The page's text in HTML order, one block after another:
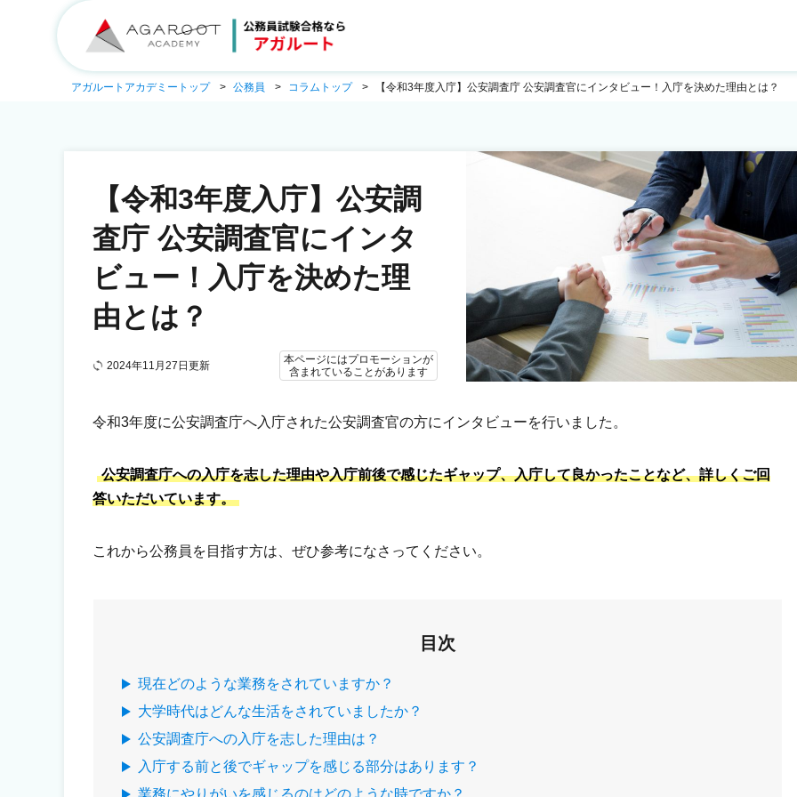
アガルートアカデミートップ 公務員 コラムトップ 【令和3年度入庁】公安調査庁 公安調査官にインタビュー！入庁を決めた理由とは？
【令和3年度入庁】公安調
査庁 公安調査官にインタ
ビュー！入庁を決めた理
由とは？
2024年11月27日更新
本ページにはプロモーションが
含まれていることがあります
令和3年度に公安調査庁へ入庁された公安調査官の方にインタビューを行いました。
公安調査庁への入庁を志した理由や入庁前後で感じたギャップ、入庁して良かったことなど、詳しくご回
答いただいています。
これから公務員を目指す方は、ぜひ参考になさってください。
目次
現在どのような業務をされていますか？
大学時代はどんな生活をされていましたか？
公安調査庁への入庁を志した理由は？
入庁する前と後でギャップを感じる部分はあります？
業務にやりがいを感じるのはどのような時ですか？